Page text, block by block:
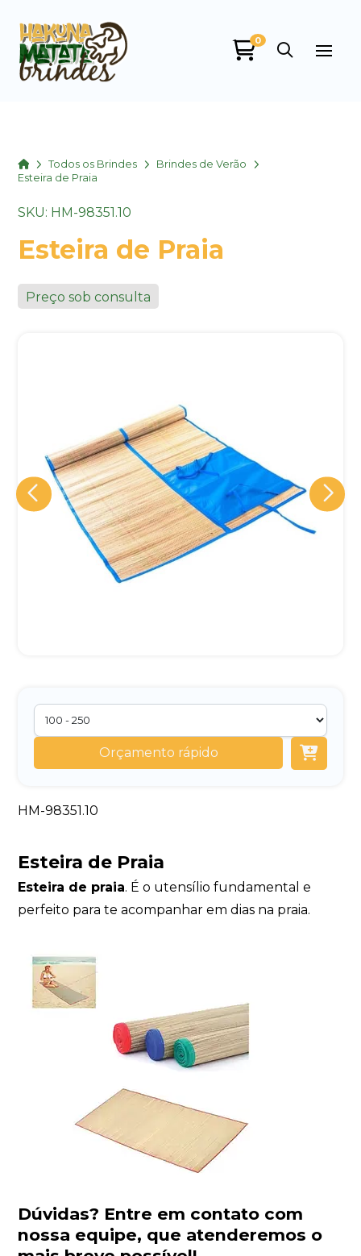
0
HomeTodos os Brindes
Brindes de Verão
Esteira de Praia
SKU: HM-98351.10
Esteira de Praia
Preço sob consulta
Orçamento rápido
HM-98351.10
Esteira de Praia
Esteira de praia. É o utensílio fundamental e
perfeito para te acompanhar em dias na praia.
Dúvidas? Entre em contato com
nossa equipe, que atenderemos o